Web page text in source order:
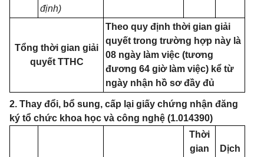
định)
Tổng thời gian giải
quyết TTHC
Theo quy định thời gian giải
quyết trong trường hợp này là
08 ngày làm việc (tương
đương 64 giờ làm việc) kể từ
ngày nhận hồ sơ đầy đủ
2. Thay đổi, bổ sung, cấp lại giấy chứng nhận đăng
ký tổ chức khoa học và công nghệ (1.014390)
Thời
gian
Dịch